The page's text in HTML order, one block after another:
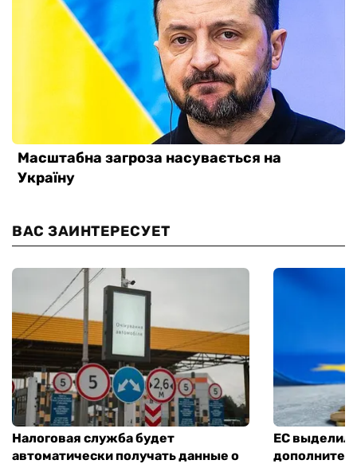
ВАС ЗАИНТЕРЕСУЕТ
Налоговая служба будет
автоматически получать данные о
ЕС выделил